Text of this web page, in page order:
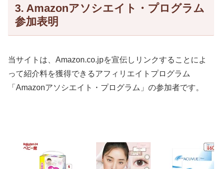
3. Amazonアソシエイト・プログラム
参加表明
当サイトは、Amazon.co.jpを宣伝しリンクすることによ
って紹介料を獲得できるアフィリエイトプログラム
「Amazonアソシエイト・プログラム」の参加者です。